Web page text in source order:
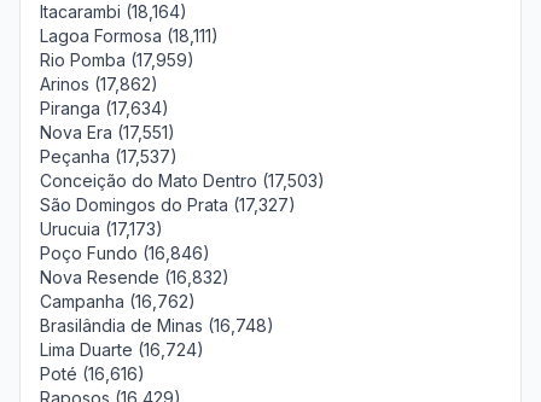
Itacarambi (18,164)
Lagoa Formosa (18,111)
Rio Pomba (17,959)
Arinos (17,862)
Piranga (17,634)
Nova Era (17,551)
Peçanha (17,537)
Conceição do Mato Dentro (17,503)
São Domingos do Prata (17,327)
Urucuia (17,173)
Poço Fundo (16,846)
Nova Resende (16,832)
Campanha (16,762)
Brasilândia de Minas (16,748)
Lima Duarte (16,724)
Poté (16,616)
Raposos (16,429)